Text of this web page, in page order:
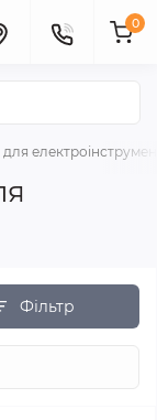
0
Фільтр